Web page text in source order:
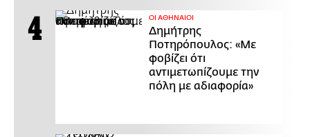
ΟΙ ΑΘΗΝΑΙΟΙ
Δημήτρης
Ποτηρόπουλος: «Με
φοβίζει ότι
αντιμετωπίζουμε την
πόλη με αδιαφορία»